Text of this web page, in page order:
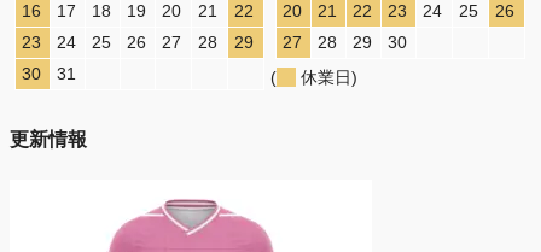
16
17 18 19 20 21
22
23
24 25 26 27 28
29
30
31
20
21 22 23 24 25
26
27
28 29
30
(
休業日)
更新情報